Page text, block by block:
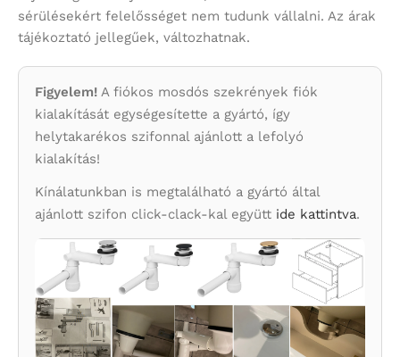
sérülésekért felelősséget nem tudunk vállalni. Az árak
tájékoztató jellegűek, változhatnak.
Figyelem! A fiókos mosdós szekrények fiók
kialakítását egységesítette a gyártó, így
helytakarékos szifonnal ajánlott a lefolyó
kialakítás!
Kínálatunkban is megtalálható a gyártó által
ajánlott szifon click-clack-kal együtt ide kattintva.